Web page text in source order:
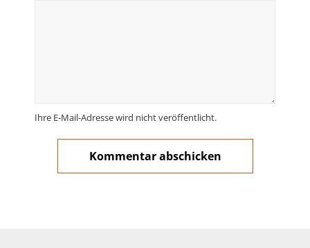
Ihre E-Mail-Adresse wird nicht veröffentlicht.